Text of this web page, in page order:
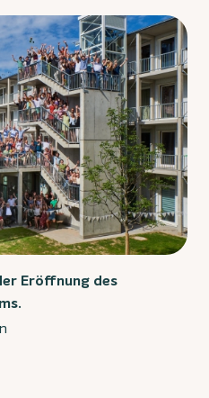
Eröffnung des